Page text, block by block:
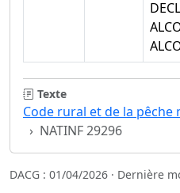
Texte
Code rural et de la pêche
NATINF 29296
DACG : 01/04/2026 · Dernière